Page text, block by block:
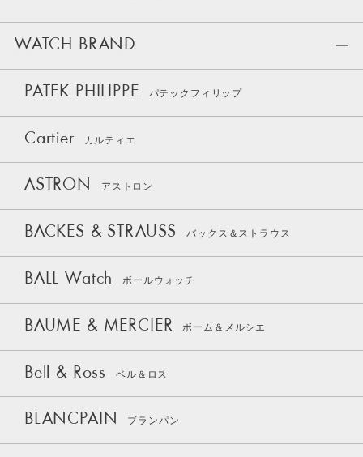
WATCH BRAND
PATEK PHILIPPE パテックフィリップ
Cartier カルティエ
ASTRON アストロン
BACKES & STRAUSS バックス＆ストラウス
BALL Watch ボールウォッチ
BAUME & MERCIER ボーム＆メルシエ
Bell & Ross ベル＆ロス
BLANCPAIN ブランパン